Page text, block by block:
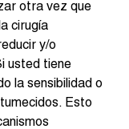
otra vez que
cirugía
y/o
usted tiene
la sensibilidad o
Esto